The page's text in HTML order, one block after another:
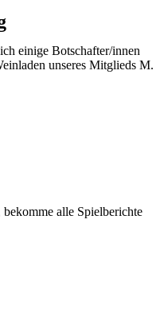
einige Botschafter/innen
unseres Mitglieds M.
alle Spielberichte